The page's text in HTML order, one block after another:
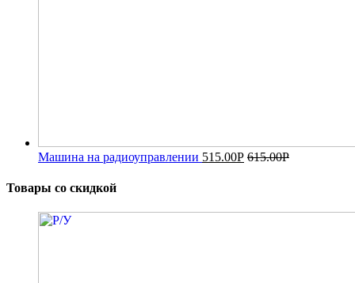
Машина на радиоуправлении 515.00Р 615.00Р
Товары со скидкой